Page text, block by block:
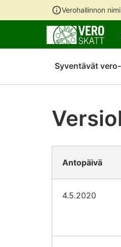
Verohallinnon
Syventävät
Antopäivä
4.5.2020